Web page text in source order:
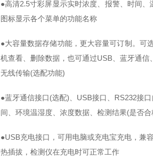
●高清2.5寸彩屏显示实时浓度、报警、时间
图标显示各个菜单的功能名称
●大容量数据存储功能，更大容量可订制。可
机查看、删除数据，也可通过USB、蓝牙通
无线传输(选配功能)
●蓝牙通信接口(选配)、USB接口、RS232接
间、环境温湿度、浓度数据、检测结果(是否合
●USB充电接口，可用电脑或充电宝充电，兼
热插拔，检测仪在充电时可正常工作